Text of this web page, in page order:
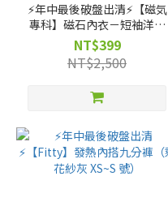
⚡️年中最後破盤出清⚡️【磁気
專科】磁石內衣－短袖洋裝
（純黑、柔紫）（剩 XS, S,
M, L 號）
NT$399
NT$2,500